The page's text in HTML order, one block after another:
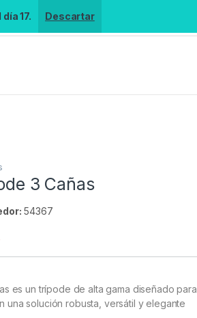
17. Descartar
3 Cañas
54367
es un trípode de alta gama diseñado para
una solución robusta, versátil y elegante